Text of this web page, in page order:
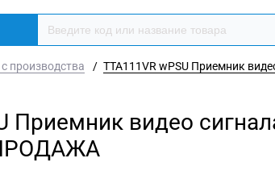
производства / TTA111VR wPSU Приемник
Приемник видео